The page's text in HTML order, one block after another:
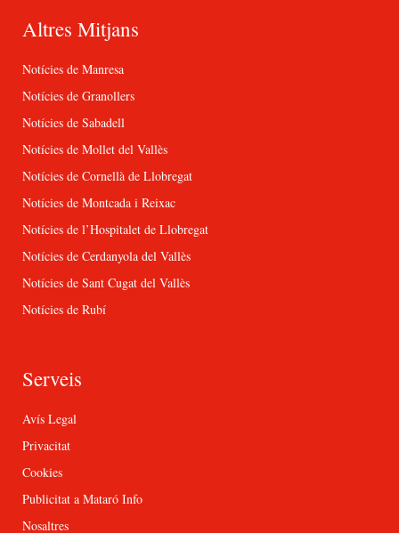
Altres Mitjans
Notícies de Manresa
Notícies de Granollers
Notícies de Sabadell
Notícies de Mollet del Vallès
Notícies de Cornellà de Llobregat
Notícies de Montcada i Reixac
Notícies de l’Hospitalet de Llobregat
Notícies de Cerdanyola del Vallès
Notícies de Sant Cugat del Vallès
Notícies de Rubí
Serveis
Avís Legal
Privacitat
Cookies
Publicitat a Mataró Info
Nosaltres